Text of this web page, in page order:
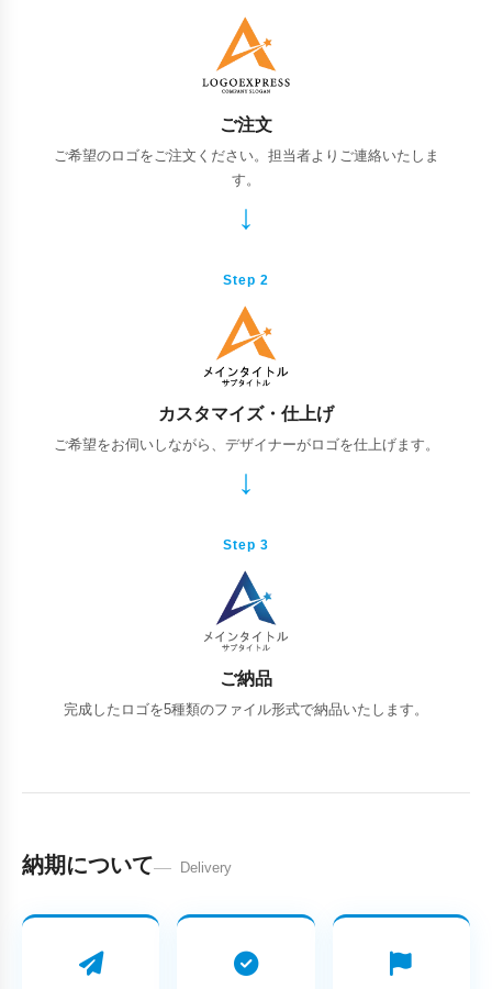
ご注文
ご希望のロゴをご注文ください。担当者よりご連絡いたしま
す。
Step 2
カスタマイズ・仕上げ
ご希望をお伺いしながら、デザイナーがロゴを仕上げます。
Step 3
ご納品
完成したロゴを5種類のファイル形式で納品いたします。
納期について Delivery